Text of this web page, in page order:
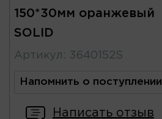
150*30мм оранжевый
SOLID
Артикул : 3640152S
Напомнить о поступлении
Написать отзыв